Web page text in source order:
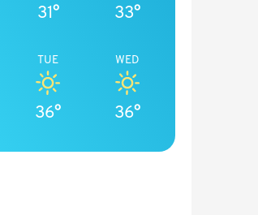
31° 33°
TUE
36°
WED
36°